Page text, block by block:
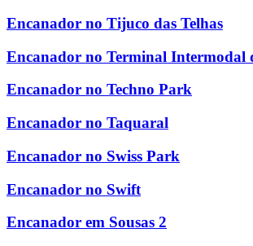
Encanador no Tijuco das Telhas
Encanador no Terminal Intermodal
Encanador no Techno Park
Encanador no Taquaral
Encanador no Swiss Park
Encanador no Swift
Encanador em Sousas 2